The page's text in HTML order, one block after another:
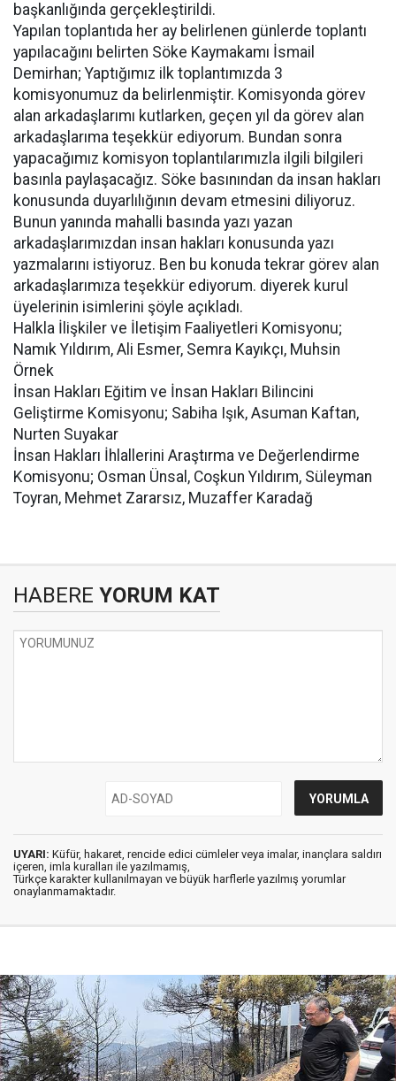
başkanlığında gerçekleştirildi.
Yapılan toplantıda her ay belirlenen günlerde toplantı
yapılacağını belirten Söke Kaymakamı İsmail
Demirhan; Yaptığımız ilk toplantımızda 3
komisyonumuz da belirlenmiştir. Komisyonda görev
alan arkadaşlarımı kutlarken, geçen yıl da görev alan
arkadaşlarıma teşekkür ediyorum. Bundan sonra
yapacağımız komisyon toplantılarımızla ilgili bilgileri
basınla paylaşacağız. Söke basınından da insan hakları
konusunda duyarlılığının devam etmesini diliyoruz.
Bunun yanında mahalli basında yazı yazan
arkadaşlarımızdan insan hakları konusunda yazı
yazmalarını istiyoruz. Ben bu konuda tekrar görev alan
arkadaşlarımıza teşekkür ediyorum. diyerek kurul
üyelerinin isimlerini şöyle açıkladı.
Halkla İlişkiler ve İletişim Faaliyetleri Komisyonu;
Namık Yıldırım, Ali Esmer, Semra Kayıkçı, Muhsin
Örnek
İnsan Hakları Eğitim ve İnsan Hakları Bilincini
Geliştirme Komisyonu; Sabiha Işık, Asuman Kaftan,
Nurten Suyakar
İnsan Hakları İhlallerini Araştırma ve Değerlendirme
Komisyonu; Osman Ünsal, Coşkun Yıldırım, Süleyman
Toyran, Mehmet Zararsız, Muzaffer Karadağ
HABERE YORUM KAT
UYARI: Küfür, hakaret, rencide edici cümleler veya imalar, inançlara saldırı
içeren, imla kuralları ile yazılmamış,
Türkçe karakter kullanılmayan ve büyük harflerle yazılmış yorumlar
onaylanmamaktadır.